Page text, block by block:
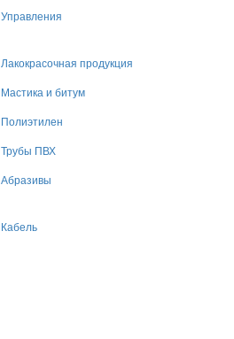
Управления
Лакокрасочная продукция
Мастика и битум
Полиэтилен
Трубы ПВХ
Абразивы
Кабель